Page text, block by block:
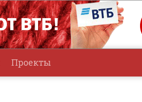
Проекты